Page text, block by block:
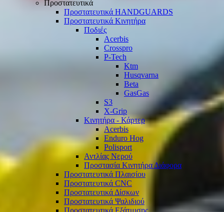
Προστατευτικά
Προστατευτικά HANDGUARDS
Προστατευτικά Κινητήρα
Ποδιές
Acerbis
Crosspro
P-Tech
Ktm
Husqvarna
Beta
GasGas
S3
X-Grip
Κινητήρα - Κάρτερ
Acerbis
Enduro Hog
Polisport
Αντλίας Νερού
Προστασία Κινητήρα Διάφορα
Προστατευτικά Πλαισίου
Προστατευτικά CNC
Προστατευτικά Δίσκων
Προστατευτικά Ψαλιδιού
Προστατευτικά Εξάτμισης